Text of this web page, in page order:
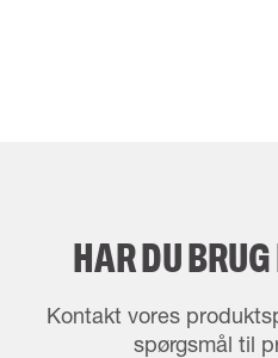
HAR DU
Kontakt vores
spørgsmål til